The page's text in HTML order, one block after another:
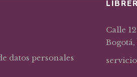
datos personales
Calle